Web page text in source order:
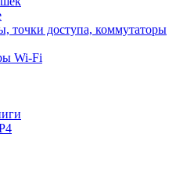
точки доступа, коммутаторы
Wi-Fi